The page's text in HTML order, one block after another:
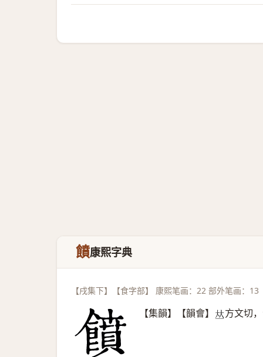
饙康熙字典
【戌集下】【食字部】 康熙笔画：22 部外笔画：13
【集韻】【韻會】 𠀤方文切